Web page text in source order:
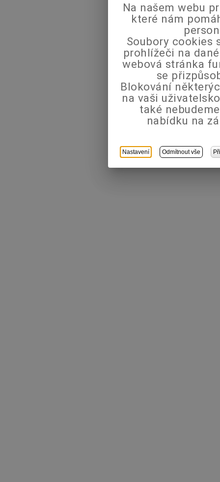
Na našem webu
které nám
Soubory cookies
prohlížeči na
webová stránka
se
Blokování
na vaši
také
nabídku na
Nastavení Odmítnout vše